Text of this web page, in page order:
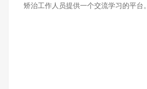
矫治工作人员提供一个交流学习的平台。